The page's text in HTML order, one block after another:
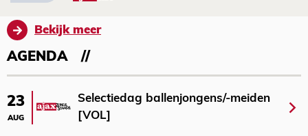
Bekijk meer
AGENDA
23
AUG
Selectiedag ballenjongens/-meiden
[VOL]